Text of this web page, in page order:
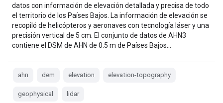
datos con información de elevación detallada y precisa de todo
el territorio de los Países Bajos. La información de elevación se
recopiló de helicópteros y aeronaves con tecnología láser y una
precisión vertical de 5 cm. El conjunto de datos de AHN3
contiene el DSM de AHN de 0.5 m de Países Bajos…
ahn dem elevation elevation-topography
geophysical lidar